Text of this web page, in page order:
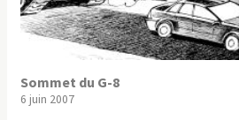
Sommet du G-8
6 juin 2007